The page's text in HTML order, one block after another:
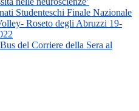
Studenteschi Finale Nazionale
Roseto degli Abruzzi 19-
del Corriere della Sera al